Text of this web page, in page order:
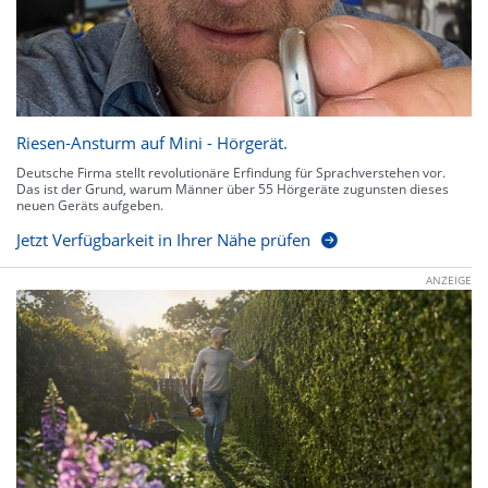
Riesen-Ansturm auf Mini - Hörgerät.
Deutsche Firma stellt revolutionäre Erfindung für Sprachverstehen vor.
Das ist der Grund, warum Männer über 55 Hörgeräte zugunsten dieses
neuen Geräts aufgeben.
Jetzt Verfügbarkeit in Ihrer Nähe prüfen
ANZEIGE